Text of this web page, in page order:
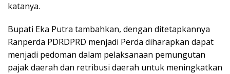
katanya.
Bupati Eka Putra tambahkan, dengan ditetapkannya
Ranperda PDRDPRD menjadi Perda diharapkan dapat
menjadi pedoman dalam pelaksanaan pemungutan
pajak daerah dan retribusi daerah untuk meningkatkan